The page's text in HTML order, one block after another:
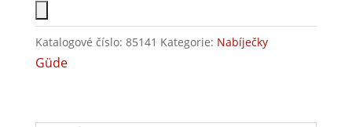
Katalogové číslo: 85141 Kategorie: Nabíječky
Güde